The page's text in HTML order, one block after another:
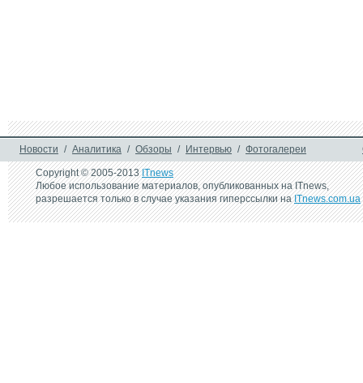
Новости / Аналитика / Обзоры / Интервью / Фотогалереи
Copyright © 2005-2013ITnews
Любое использование материалов, опубликованных на ITnews,
разрешается только в случае указания гиперссылки наITnews.com.ua